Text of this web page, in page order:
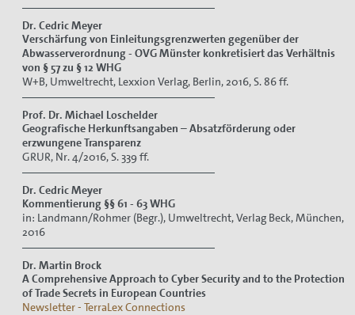
Dr. Cedric Meyer
Verschärfung von Einleitungsgrenzwerten gegenüber der
Abwasserverordnung - OVG Münster konkretisiert das Verhältnis
von § 57 zu § 12 WHG
W+B, Umweltrecht, Lexxion Verlag, Berlin, 2016, S. 86 ff.
Prof. Dr. Michael Loschelder
Geografische Herkunftsangaben – Absatzförderung oder
erzwungene Transparenz
GRUR, Nr. 4/2016, S. 339 ff.
Dr. Cedric Meyer
Kommentierung §§ 61 - 63 WHG
in: Landmann/Rohmer (Begr.), Umweltrecht, Verlag Beck, München,
2016
Dr. Martin Brock
A Comprehensive Approach to Cyber Security and to the Protection
of Trade Secrets in European Countries
Newsletter - TerraLex Connections